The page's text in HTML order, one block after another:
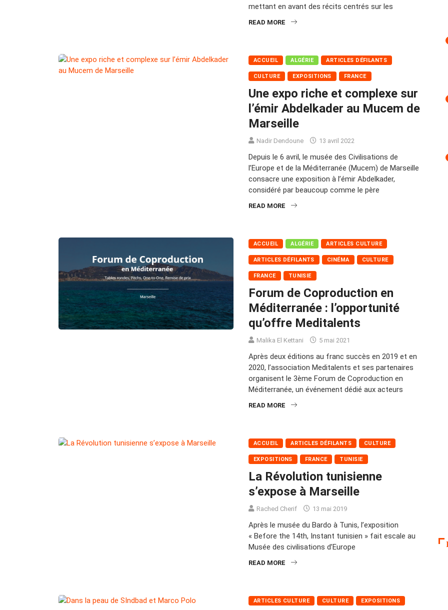
mettant en avant des récits centrés sur les
READ MORE
ACCUEIL ALGÉRIE ARTICLES DÉFILANTS
CULTURE EXPOSITIONS FRANCE
Une expo riche et complexe sur
l’émir Abdelkader au Mucem de
Marseille
Nadir Dendoune 13 avril 2022
Depuis le 6 avril, le musée des Civilisations de
l’Europe et de la Méditerranée (Mucem) de Marseille
consacre une exposition à l’émir Abdelkader,
considéré par beaucoup comme le père
READ MORE
ACCUEIL ALGÉRIE ARTICLES CULTURE
ARTICLES DÉFILANTS CINÉMA CULTURE
FRANCE TUNISIE
Forum de Coproduction en
Méditerranée : l’opportunité
qu’offre Meditalents
Malika El Kettani 5 mai 2021
Après deux éditions au franc succès en 2019 et en
2020, l’association Meditalents et ses partenaires
organisent le 3ème Forum de Coproduction en
Méditerranée, un événement dédié aux acteurs
READ MORE
ACCUEIL ARTICLES DÉFILANTS CULTURE
EXPOSITIONS FRANCE TUNISIE
La Révolution tunisienne
s’expose à Marseille
Rached Cherif 13 mai 2019
Après le musée du Bardo à Tunis, l’exposition
« Before the 14th, Instant tunisien » fait escale au
Musée des civilisations d’Europe
READ MORE
ARTICLES CULTURE CULTURE EXPOSITIONS